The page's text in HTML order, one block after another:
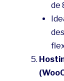
de